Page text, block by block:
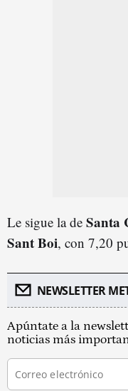
Le sigue la de Santa
Sant Boi, con 7,20
NEWSLETTER
Apúntate a la
noticias más